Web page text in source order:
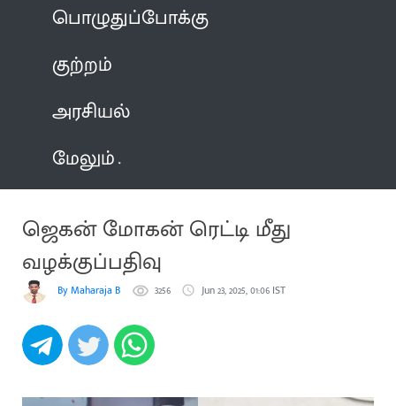
பொழுதுப்போக்கு
குற்றம்
அரசியல்
மேலும்
ஜெகன் மோகன் ரெட்டி மீது
வழக்குப்பதிவு
By Maharaja B 3256 Jun 23, 2025, 01:06 IST